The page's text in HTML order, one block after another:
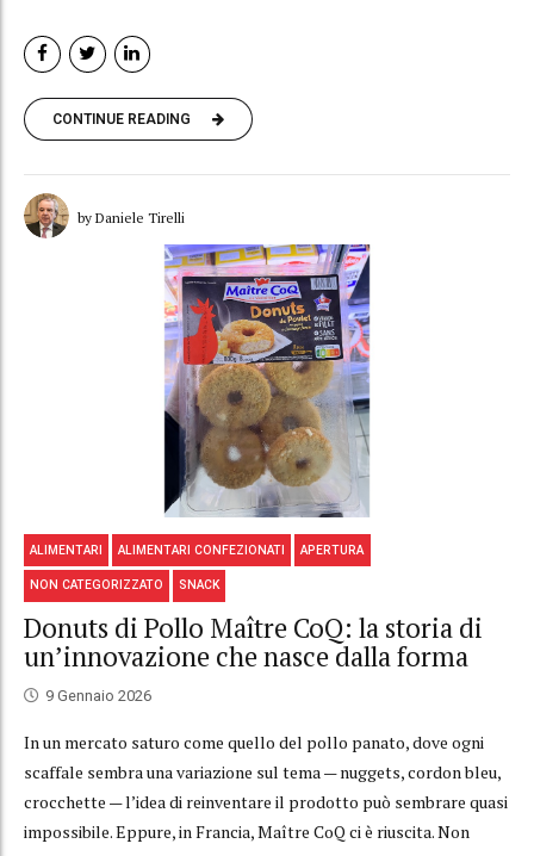
CONTINUE READING
by Daniele Tirelli
ALIMENTARI ALIMENTARI CONFEZIONATI APERTURA
NON CATEGORIZZATO SNACK
Donuts di Pollo Maître CoQ: la storia di
un’innovazione che nasce dalla forma
9 Gennaio 2026
In un mercato saturo come quello del pollo panato, dove ogni
scaffale sembra una variazione sul tema — nuggets, cordon bleu,
crocchette — l’idea di reinventare il prodotto può sembrare quasi
impossibile. Eppure, in Francia, Maître CoQ ci è riuscita. Non